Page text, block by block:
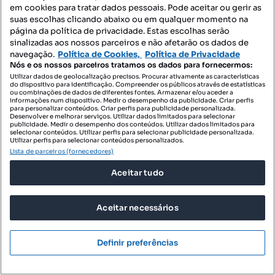
Moradia T4 para venda
Rua do Sequeiro, Cantanhede e Pocariça, Cantanhede, Coimbra
Tipologia
T4
Preço por metro quadrado
190 m²
Grupo Remax White
Profissional
em cookies para tratar dados pessoais. Pode aceitar ou gerir as
suas escolhas clicando abaixo ou em qualquer momento na
página da política de privacidade. Estas escolhas serão
sinalizadas aos nossos parceiros e não afetarão os dados de
navegação. Política de Cookies, Política de Privacidade
Nós e os nossos parceiros tratamos os dados para fornecermos:
Utilizar dados de geolocalização precisos. Procurar ativamente as características
do dispositivo para identificação. Compreender os públicos através de estatísticas
ou combinações de dados de diferentes fontes. Armazenar e/ou aceder a
informações num dispositivo. Medir o desempenho da publicidade. Criar perfis
para personalizar conteúdos. Criar perfis para publicidade personalizada.
Desenvolver e melhorar serviços. Utilizar dados limitados para selecionar
publicidade. Medir o desempenho dos conteúdos. Utilizar dados limitados para
selecionar conteúdos. Utilizar perfis para selecionar publicidade personalizada.
Utilizar perfis para selecionar conteúdos personalizados.
Lista de parceiros (fornecedores)
Aceitar tudo
Aceitar necessários
Definir preferências